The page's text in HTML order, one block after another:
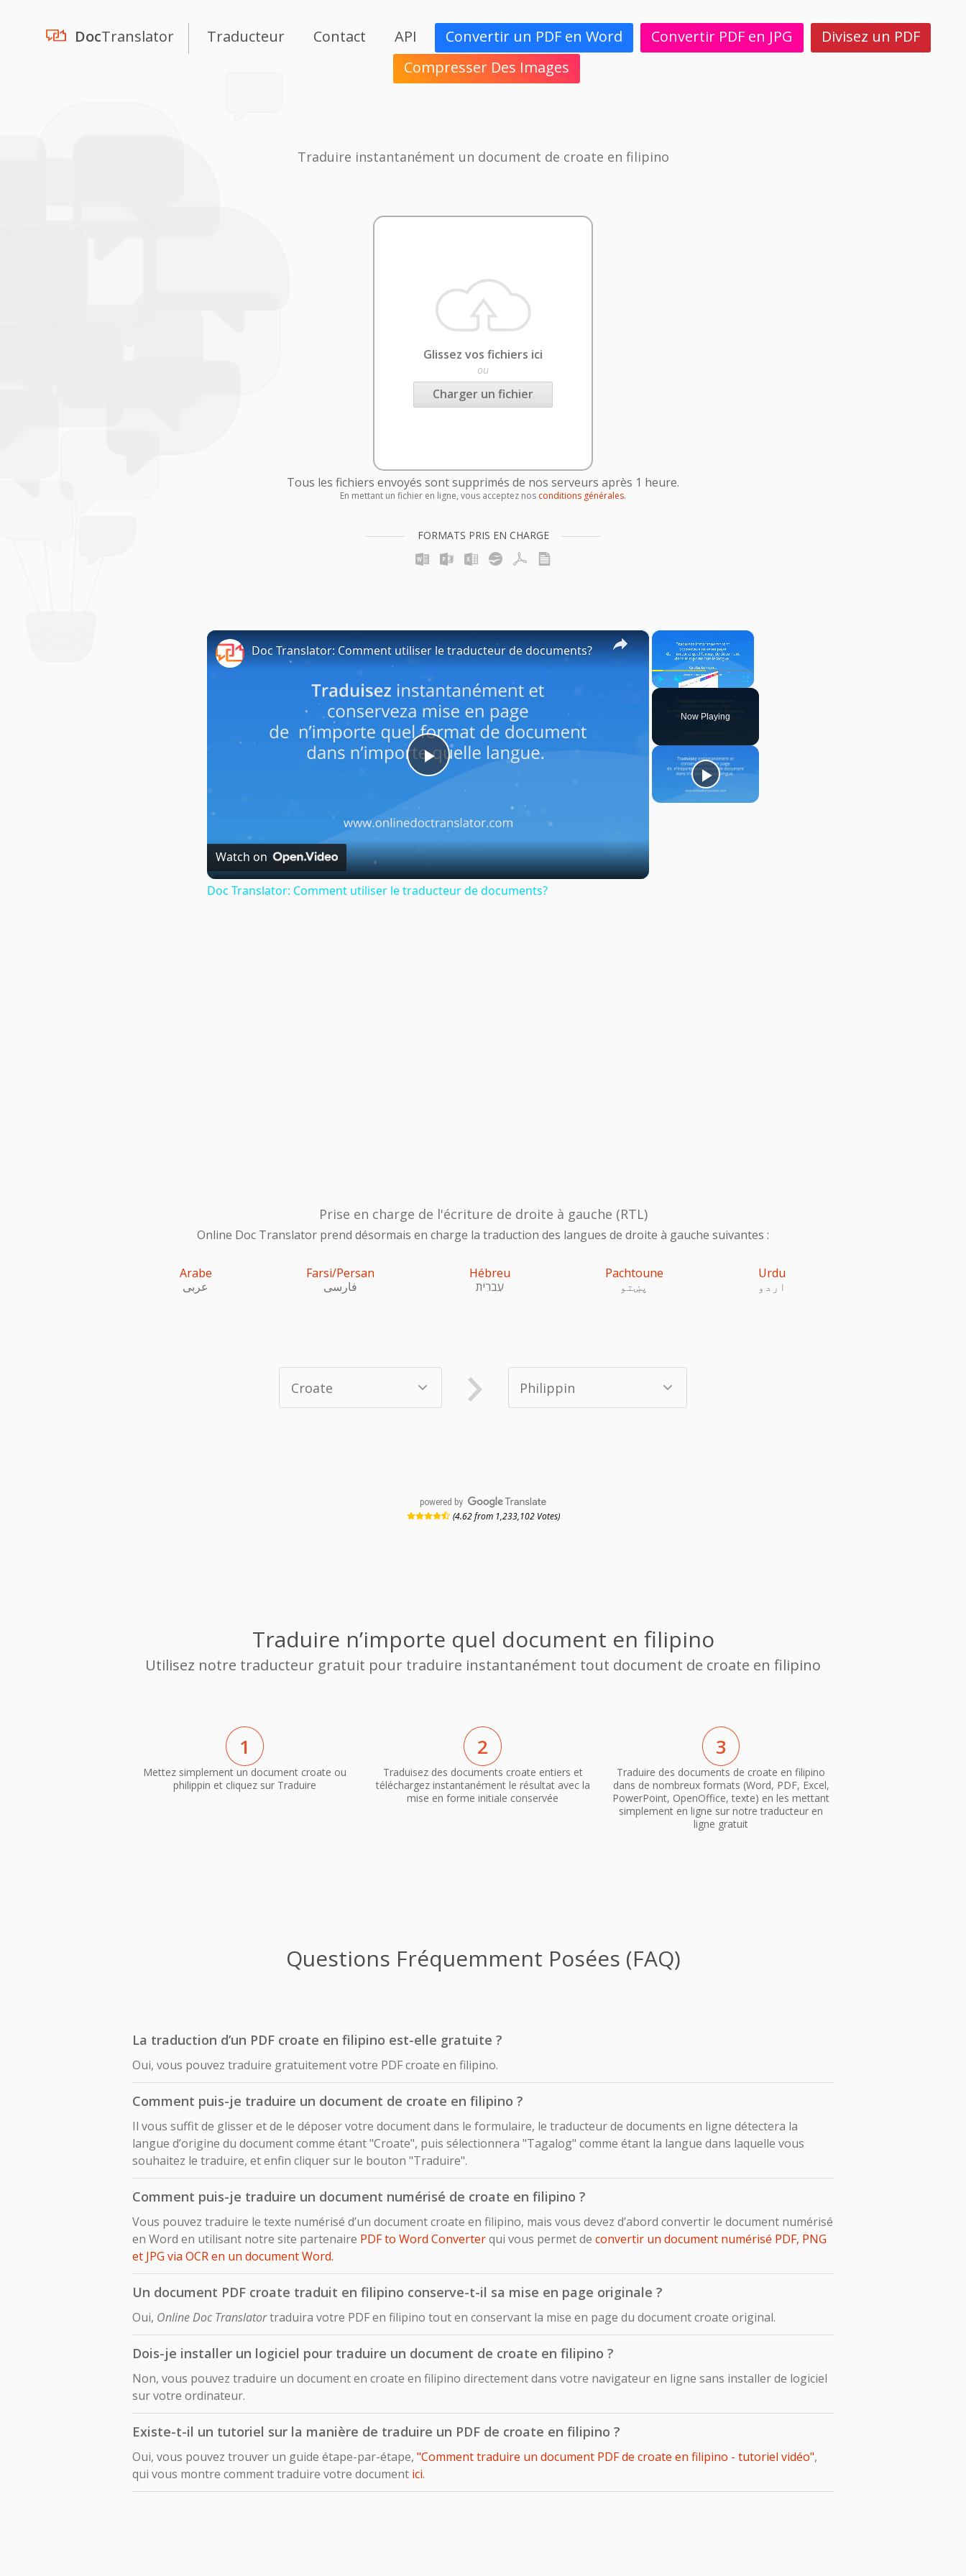
DocTranslator Traducteur Contact API Convertir un PDF en Word Convertir PDF en JPG
Divisez un PDF
Compresser Des Images
Traduire instantanément un document de croate en filipino
Glissez vos fichiers ici
ou
Charger un fichier
Tous les fichiers envoyés sont supprimés de nos serveurs après 1 heure.
En mettant un fichier en ligne, vous acceptez nos conditions générales.
FORMATS PRIS EN CHARGE
×
Fullscreen
Now Playing
×
Play
Video
Doc Translator: Comment utiliser le traducteur de documents?
Watch on
Doc Translator: Comment utiliser le traducteur de documents?
Prise en charge de l'écriture de droite à gauche (RTL)
Online Doc Translator prend désormais en charge la traduction des langues de droite à gauche suivantes :
Arabe
عربى
Farsi/Persan
فارسی
Hébreu
עִברִית
Pachtoune
پښتو
Urdu
اردو
powered by
(4.62 from 1,233,102 Votes)
Traduire n’importe quel document en filipino
Utilisez notre traducteur gratuit pour traduire instantanément tout document de croate en filipino
1
Mettez simplement un document croate ou
philippin et cliquez sur Traduire
2
Traduisez des documents croate entiers et
téléchargez instantanément le résultat avec la
mise en forme initiale conservée
3
Traduire des documents de croate en filipino
dans de nombreux formats (Word, PDF, Excel,
PowerPoint, OpenOffice, texte) en les mettant
simplement en ligne sur notre traducteur en
ligne gratuit
Questions Fréquemment Posées (FAQ)
La traduction d’un PDF croate en filipino est-elle gratuite ?
Oui, vous pouvez traduire gratuitement votre PDF croate en filipino.
Comment puis-je traduire un document de croate en filipino ?
Il vous suffit de glisser et de le déposer votre document dans le formulaire, le traducteur de documents en ligne détectera la
langue d’origine du document comme étant "Croate", puis sélectionnera "Tagalog" comme étant la langue dans laquelle vous
souhaitez le traduire, et enfin cliquer sur le bouton "Traduire".
Comment puis-je traduire un document numérisé de croate en filipino ?
Vous pouvez traduire le texte numérisé d’un document croate en filipino, mais vous devez d’abord convertir le document numérisé
en Word en utilisant notre site partenaire PDF to Word Converterqui vous permet de convertir un document numérisé PDF, PNG
et JPG via OCR en un document Word.
Un document PDF croate traduit en filipino conserve-t-il sa mise en page originale ?
Oui, Online Doc Translatortraduira votre PDF en filipino tout en conservant la mise en page du document croate original.
Dois-je installer un logiciel pour traduire un document de croate en filipino ?
Non, vous pouvez traduire un document en croate en filipino directement dans votre navigateur en ligne sans installer de logiciel
sur votre ordinateur.
Existe-t-il un tutoriel sur la manière de traduire un PDF de croate en filipino ?
Oui, vous pouvez trouver un guide étape-par-étape, "Comment traduire un document PDF de croate en filipino - tutoriel vidéo",
qui vous montre comment traduire votre document ici.